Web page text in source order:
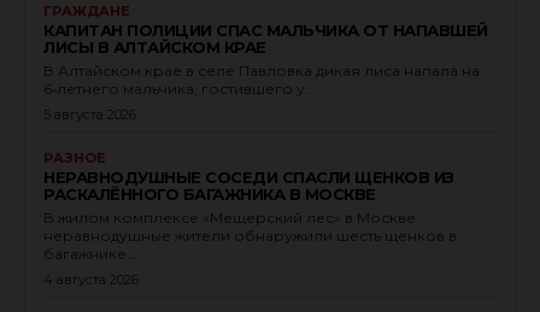
ГРАЖДАНЕ
КАПИТАН ПОЛИЦИИ СПАС МАЛЬЧИКА ОТ НАПАВШЕЙ
ЛИСЫ В АЛТАЙСКОМ КРАЕ
В Алтайском крае в селе Павловка дикая лиса напала на
6‑летнего мальчика, гостившего у...
5 августа 2026
РАЗНОЕ
НЕРАВНОДУШНЫЕ СОСЕДИ СПАСЛИ ЩЕНКОВ ИЗ
РАСКАЛЁННОГО БАГАЖНИКА В МОСКВЕ
В жилом комплексе «Мещерский лес» в Москве
неравнодушные жители обнаружили шесть щенков в
багажнике...
4 августа 2026